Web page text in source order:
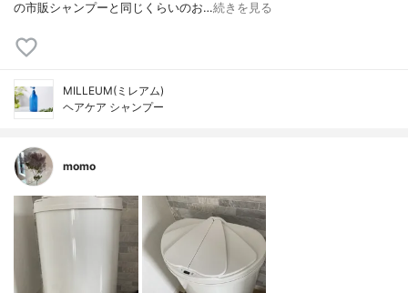
の市販シャンプーと同じくらいのお…続きを見る
MILLEUM(ミレアム)
ヘアケア シャンプー
momo